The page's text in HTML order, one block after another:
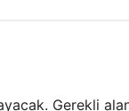
Gerekli